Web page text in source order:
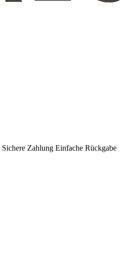
Sichere Zahlung Einfache Rückgabe